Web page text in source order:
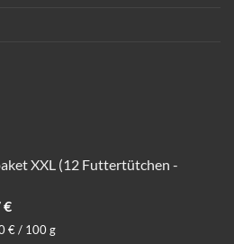
XXL (12 Futtertütchen -
€Aktueller
Preis
€/ 100g